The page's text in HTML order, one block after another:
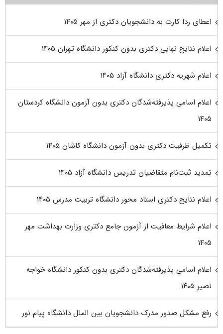
اعطای ردا کارت به دانشجویان دکتری از مهر ۱۴۰۵
اعلام نتایج نهایی دکتری بدون کنکور دانشگاه تهران ۱۴۰۵
اعلام شهریه دکتری دانشگاه آزاد ۱۴۰۵
اعلام اسامی پذیرفته‌شدگان دکتری بدون آزمون دانشگاه کردستان
۱۴۰۵
تکمیل ظرفیت دکتری بدون آزمون دانشگاه کاشان ۱۴۰۵
تمدید ثبت‌نام متقاضیان تدریس دانشگاه آزاد ۱۴۰۵
اعلام نتایج دکتری استاد محور دانشگاه تربیت مدرس ۱۴۰۵
اعلام شرایط معافیت از آزمون جامع دکتری وزارت بهداشت مهر
۱۴۰۵
اعلام اسامی پذیرفته‌شدگان دکتری بدون کنکور دانشگاه خواجه
نصیر ۱۴۰۵
رفع مشکل صدور مدرک دانشجویان بین الملل دانشگاه پیام نور